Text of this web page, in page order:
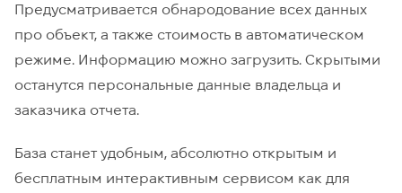
Предусматривается обнародование всех данных
про объект, а также стоимость в автоматическом
режиме. Информацию можно загрузить. Скрытыми
останутся персональные данные владельца и
заказчика отчета.
База станет удобным, абсолютно открытым и
бесплатным интерактивным сервисом как для